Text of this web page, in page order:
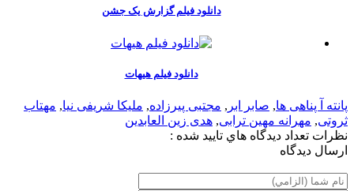
دانلود فیلم گزارش یک جشن
دانلود فیلم هیهات
پانته آ پناهی ها, صابر ابر , مجتبی پیرزاده, ملیکا شریفی نیا, مهتاب
ثروتی, مهرانه مهین ترابی, هدی زین العابدین
نظرات تعداد ديدگاه هاي تاييد شده :
ارسال ديدگاه